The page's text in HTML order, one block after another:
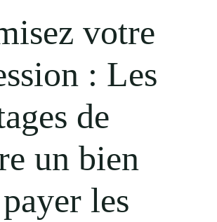
votre
: Les
de
un bien
les